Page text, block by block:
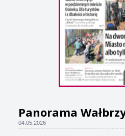
Panorama
04.05.2026